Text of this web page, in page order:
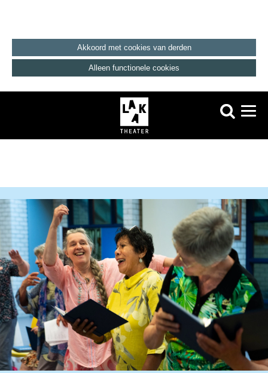
Akkoord met cookies van derden
Alleen functionele cookies